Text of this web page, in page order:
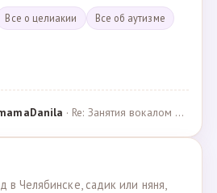
Все о целиакии Все об аутизме
· Re: Занятия вокалом и танцами для подростков с мент… · 12.03.2025
Челябинске, садик или няня,